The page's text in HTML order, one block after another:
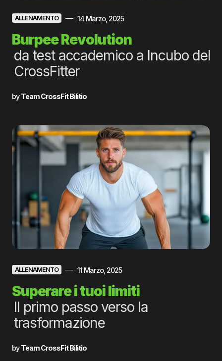
ALLENAMENTO 14 Marzo, 2025
Burpee Revolution
da test accademico a Incubo del
CrossFitter
by Team CrossFit Bilitio
ALLENAMENTO 11 Marzo, 2025
Superare i tuoi limiti
Il primo passo verso la
trasformazione
by Team CrossFit Bilitio